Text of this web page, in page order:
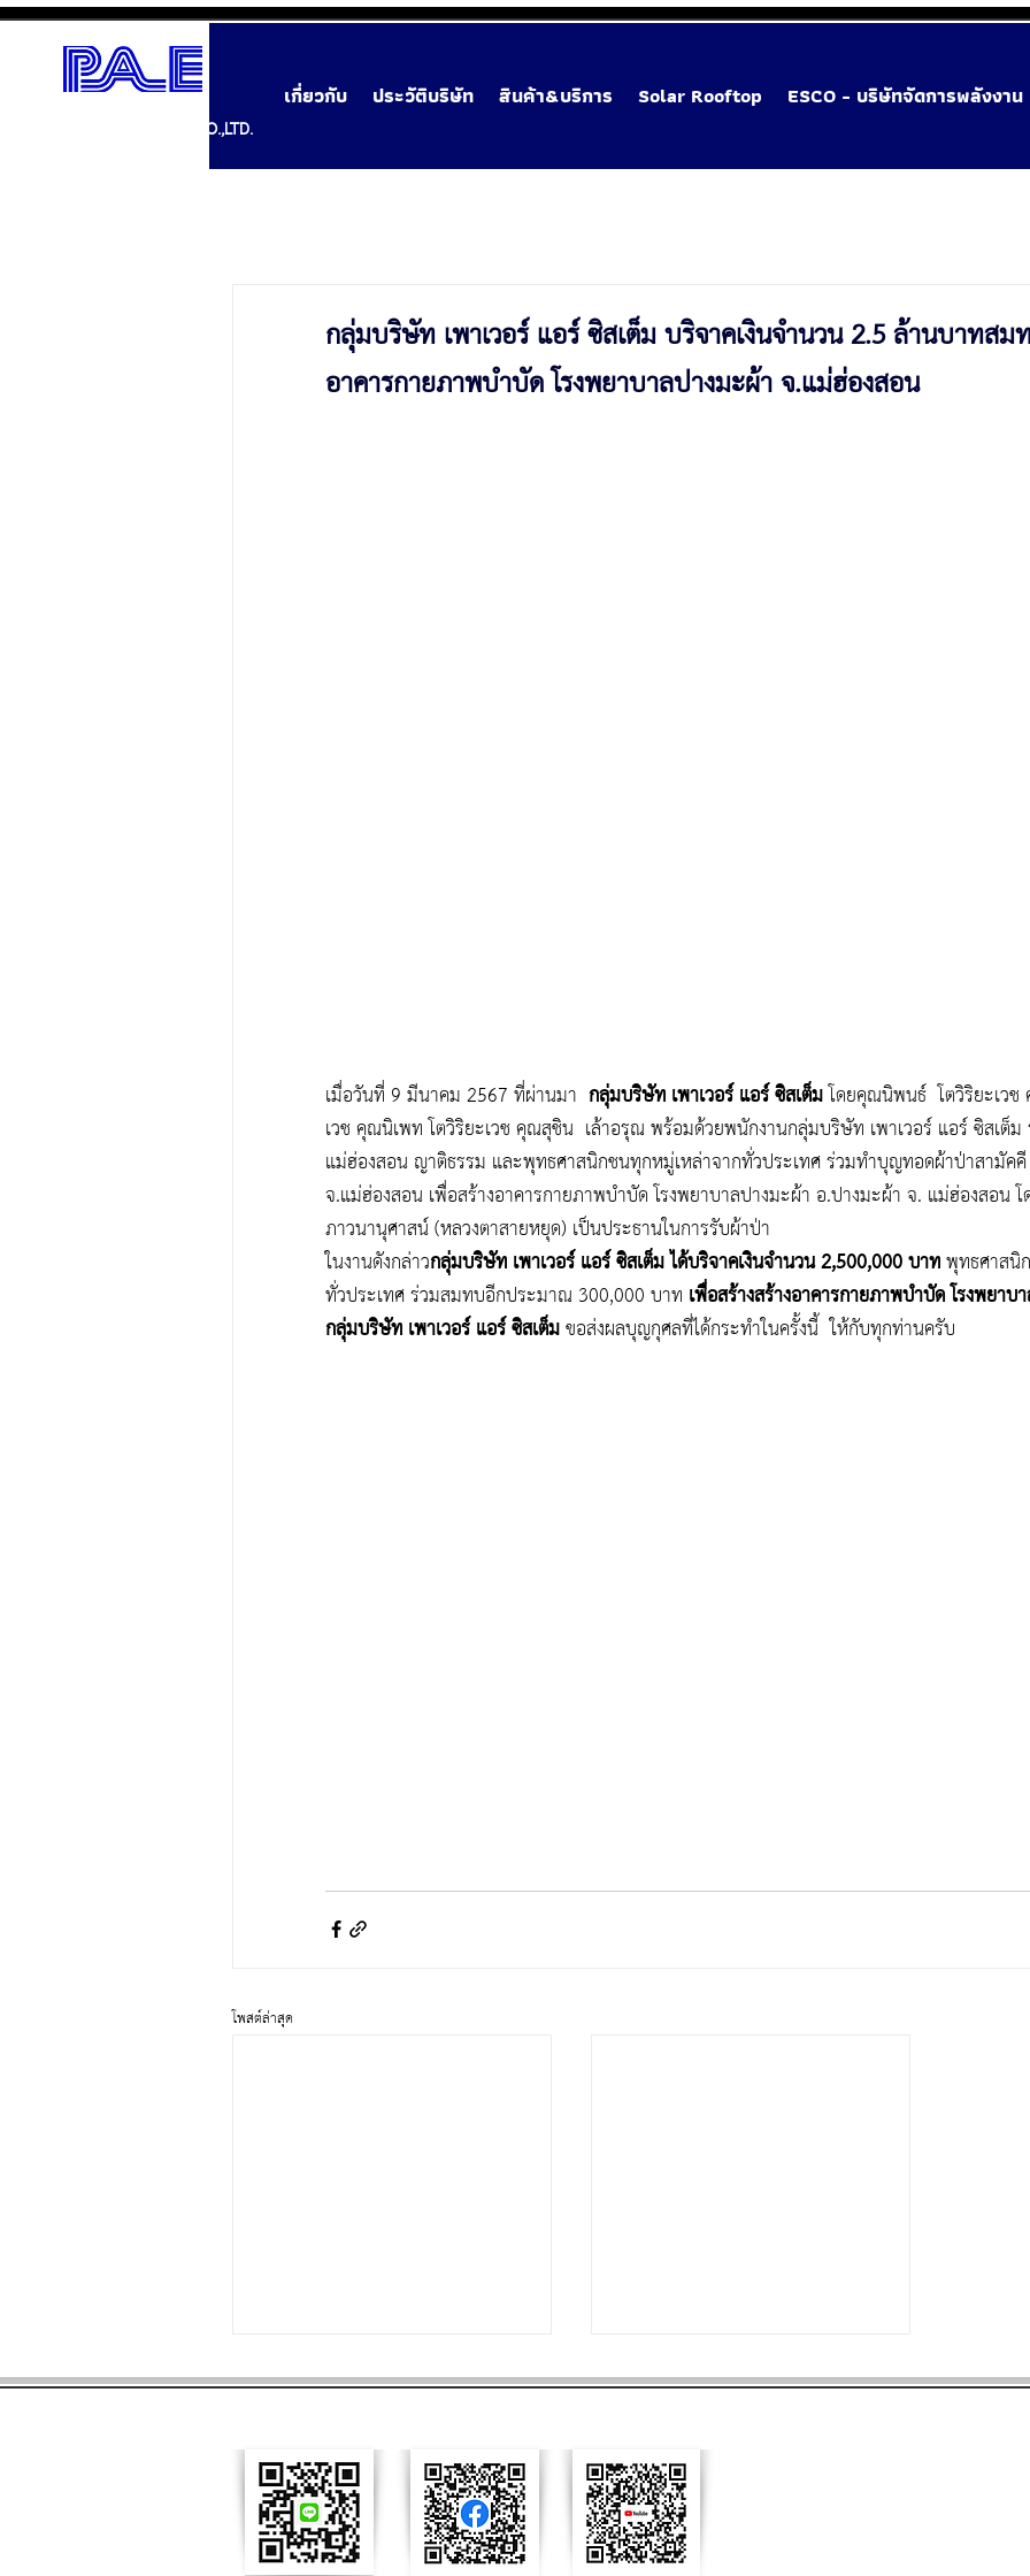
เกี่ยวกับ ประวัติบริษัท สินค้า&บริการ Solar Rooftop ESCO - บริษัทจัดการพลังงาน
POWER AIR ENGINEERING CO.,LTD.
กลุ่มบริษัท เพาเวอร์ แอร์ ซิสเต็ม บริจาคเงินจำนวน 2.5 ล้านบาทส
อาคารกายภาพบำบัด โรงพยาบาลปางมะผ้า จ.แม่ฮ่องสอน
เมื่อวันที่ 9 มีนาคม 2567 ที่ผ่านมา กลุ่มบริษัท เพาเวอร์ แอร์ ซิสเต็ม โดยคุณนิพนธ์  โตวิริยะเวช
เวช คุณนิเพท โตวิริยะเวช คุณสุชิน  เล้าอรุณ พร้อมด้วยพนักงานกลุ่มบริษัท เพาเวอร์ แอร์ ซิสเต็
แม่ฮ่องสอน ญาติธรรม และพุทธศาสนิกชนทุกหมู่เหล่าจากทั่วประเทศ ร่วมทำบุญทอดผ้าป่าสามัค
จ.แม่ฮ่องสอน เพื่อสร้างอาคารกายภาพบำบัด โรงพยาบาลปางมะผ้า อ.ปางมะผ้า จ. แม่ฮ่องสอน โ
ภาวนานุศาสน์ (หลวงตาสายหยุด) เป็นประธานในการรับผ้าป่า
ในงานดังกล่าวกลุ่มบริษัท เพาเวอร์ แอร์ ซิสเต็ม ได้บริจาคเงินจำนวน 2,500,000 บาท พุทธศาสนิ
ทั่วประเทศ ร่วมสมทบอีกประมาณ 300,000 บาท เพื่อสร้างสร้างอาคารกายภาพบำบัด โรงพยาบ
กลุ่มบริษัท เพาเวอร์ แอร์ ซิสเต็ม ขอส่งผลบุญกุศลที่ได้กระทำในครั้งนี้  ให้กับทุกท่านครับ
โพสต์ล่าสุด
กิจกรรมทำบุญกฐินสามัคคีเพื่อสมทบทุน
ถวายผ้าป่าเพื่อสร้างศาลาหอฉัน ณ วัดป่าแก่น